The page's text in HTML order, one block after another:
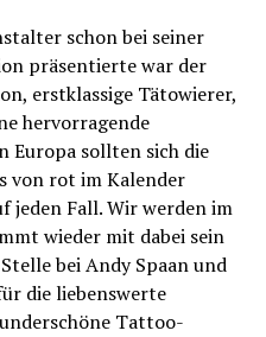
schon bei seiner
präsentierte war der
erstklassige Tätowierer,
hervorragende
Europa sollten sich die
von rot im Kalender
jeden Fall. Wir werden im
wieder mit dabei sein
bei Andy Spaan und
die liebenswerte
Tattoo-